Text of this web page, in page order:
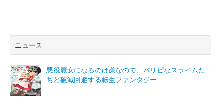
ニュース
悪役魔女になるのは嫌なので、パリピなスライムた
ちと破滅回避する転生ファンタジー